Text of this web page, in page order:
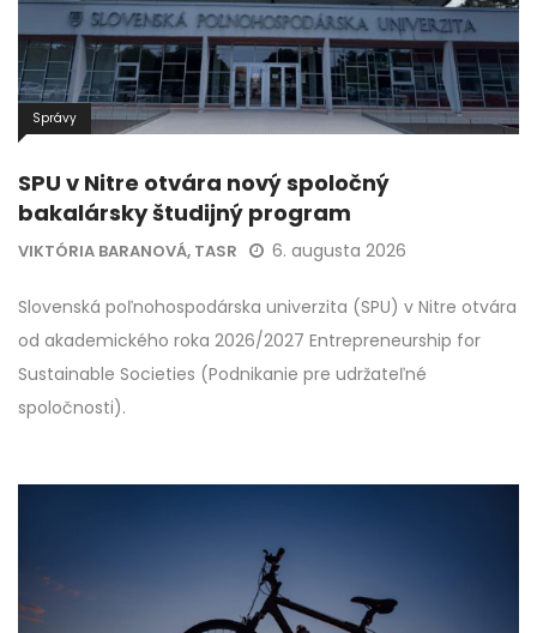
Správy
SPU v Nitre otvára nový spoločný
bakalársky študijný program
VIKTÓRIA BARANOVÁ, TASR 6. augusta 2026
Slovenská poľnohospodárska univerzita (SPU) v Nitre otvára
od akademického roka 2026/2027 Entrepreneurship for
Sustainable Societies (Podnikanie pre udržateľné
spoločnosti).